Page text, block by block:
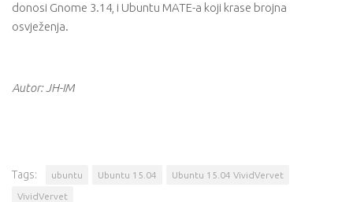
donosi Gnome 3.14, i Ubuntu MATE-a koji krase brojna
osvježenja.
Autor: JH-IM
Tags: ubuntu Ubuntu 15.04 Ubuntu 15.04 VividVervet
VividVervet